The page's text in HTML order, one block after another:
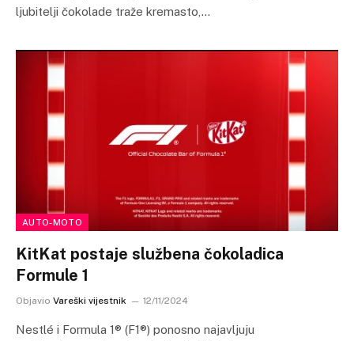
ljubitelji čokolade traže kremasto,…
AUTO-MOTO
KitKat postaje službena čokoladica
Formule 1
Objavio Vareški vijestnik 12/11/2024
Nestlé i Formula 1® (F1®) ponosno najavljuju